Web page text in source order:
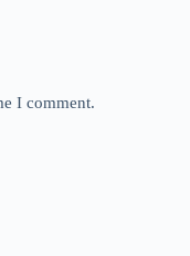
I comment.